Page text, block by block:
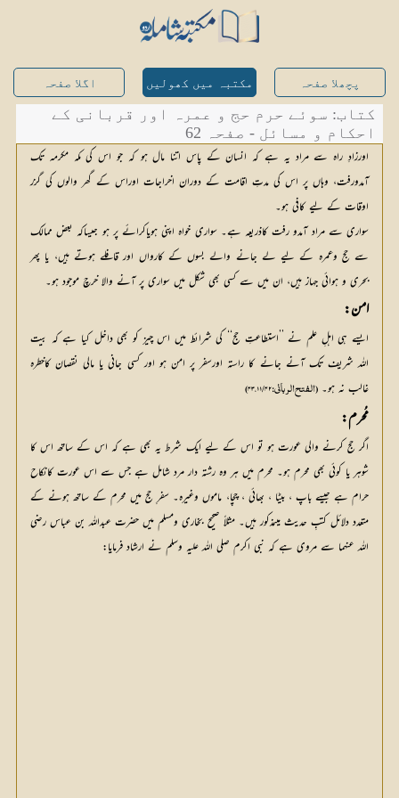
پچھلا صفحہ مکتبہ میں کھولیں اگلا صفحہ
کتاب: سوئے حرم حج و عمرہ اور قربانی کے
احکام و مسائل - صفحہ 62
اورزادِ راہ سے مراد یہ ہے کہ انسان کے پاس اتنا مال ہو کہ جو اس کی مکہ مکرمہ تک
آمدورفت، وہاں پر اس کی مدتِ اقامت کے دوران اخراجات اوراس کے گھر والوں کی گزر
اوقات کے لیے کافی ہو۔
سواری سے مراد آمدو رفت کاذریعہ ہے۔ سواری خواہ اپنی ہویاکرائے پر ہو جیساکہ بعض ممالک
سے حج وعمرہ کے لیے لے جانے والے بسوں کے کارواں اور قافلے ہوتے ہیں، یا پھر
بحری و ہوائی جہاز ہیں، ان میں سے کسی بھی شکل میں سواری پر آنے والا خرچ موجود ہو۔
امن:
ایسے ہی اہلِ علم نے ’’استطاعتِ حج‘‘ کی شرائط میں اس چیز کو بھی داخل کیا ہے کہ بیت
اللہ شریف تک آنے جانے کا راستہ اورسفر پر امن ہو اور کسی جانی یا مالی نقصان کاخطرہ
غالب نہ ہو۔ (الفتح الرباني: ۱۱/۴۲، ۴۳)
مُحرم:
اگر حج کرنے والی عورت ہو تو اس کے لیے ایک شرط یہ بھی ہے کہ اس کے ساتھ اس کا
شوہر یا کوئی بھی محرم ہو۔ محرم میں ہر وہ رشتہ دار مرد شامل ہے جس سے اس عورت کانکاح
حرام ہے جیسے باپ ، بیٹا ، بھائی ، چچا، ماموں وغیرہ۔ سفرِ حج میں محرم کے ساتھ ہونے کے
متعدد دلائل کتبِ حدیث میںمذکور ہیں۔ مثلاً صحیح بخاری ومسلم میں حضرت عبداللہ بن عباس رضی
اللہ عنہما سے مروی ہے کہ نبی اکرم صلی اللہ علیہ وسلم نے ارشاد فرمایا: